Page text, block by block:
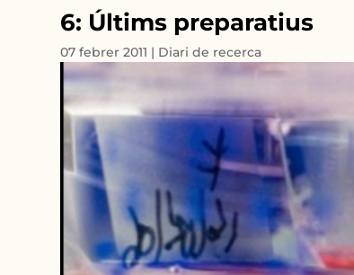
6: Últims preparatius
07 febrer 2011 | Diari de recerca